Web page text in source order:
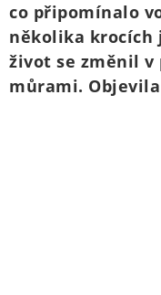
co připomínalo
několika krocích
život se změnil v
můrami.